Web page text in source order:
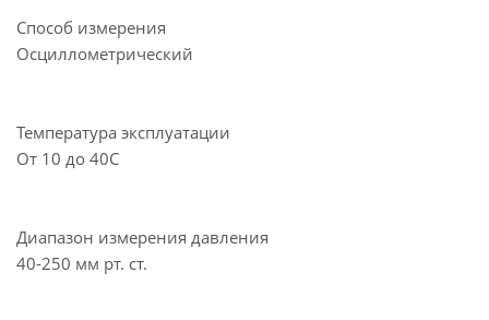
Способ измерения
Осциллометрический
Температура эксплуатации
От 10 до 40С
Диапазон измерения давления
40-250 мм рт. ст.